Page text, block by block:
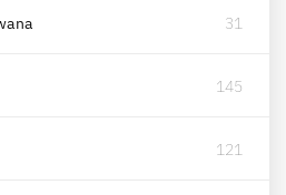
31
145
121